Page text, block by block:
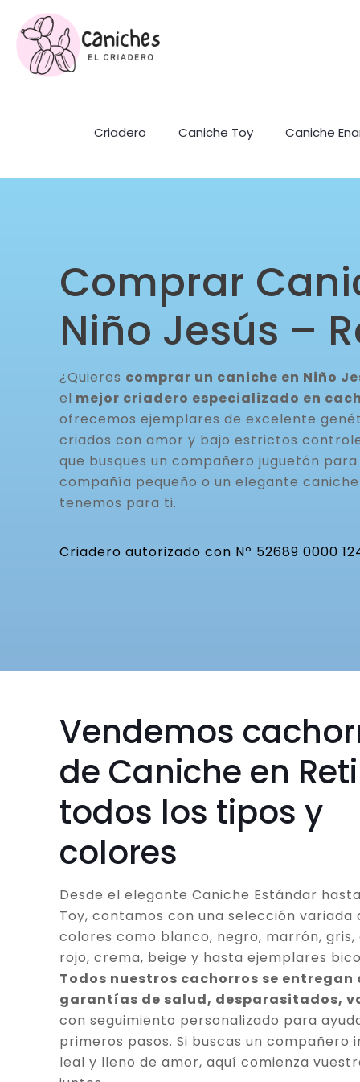
Criadero Caniche Toy Caniche
Comprar
Niño Jesús –
¿Quieres comprar un caniche en Niño
el mejor criadero especializado en
ofrecemos ejemplares de excelente
criados con amor y bajo estrictos
que busques un compañero juguetón
compañía pequeño o un elegante
tenemos para ti.
Criadero autorizado con Nº 52689 0000
Vendemos
de Caniche en
todos los tipos y
colores
Desde el elegante Caniche Estándar
Toy, contamos con una selección variada
colores como blanco, negro, marrón,
rojo, crema, beige y hasta ejemplares
Todos nuestros cachorros se entregan
garantías de salud, desparasitados,
con seguimiento personalizado para
primeros pasos. Si buscas un compañero
leal y lleno de amor, aquí comienza